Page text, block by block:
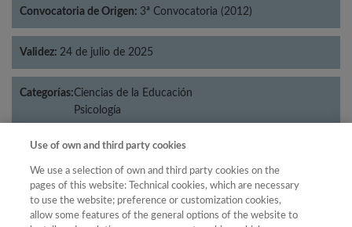
Convocatoria de Origen: 3ª Convocatoria (2012)
Validez: 24 de julio de 2025
Categorías:Ciencias de la Educación
Psicología
Año Filtrar
Use of own and third party cookies
We use a selection of own and third party cookies on the
pages of this website: Technical cookies, which are necessary
to use the website; preference or customization cookies,
allow some features of the general options of the website to